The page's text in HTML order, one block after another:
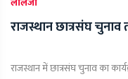
राजस्थान छात्रसंघ चुनाव
राजस्थान में छात्रसंघ चुनाव का